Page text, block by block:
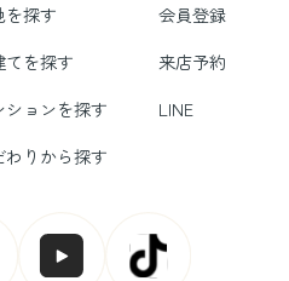
を探す
会員登録
てを探す
来店予約
ションを探す
LINE
わりから探す